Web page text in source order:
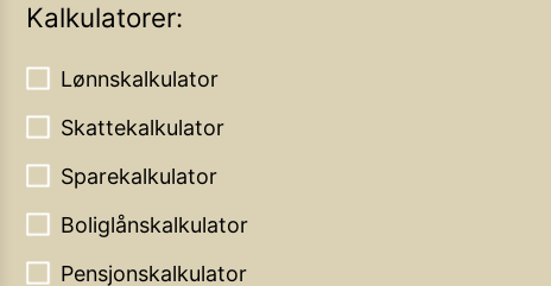
Kalkulatorer:
Lønnskalkulator
Skattekalkulator
Sparekalkulator
Boliglånskalkulator
Pensjonskalkulator